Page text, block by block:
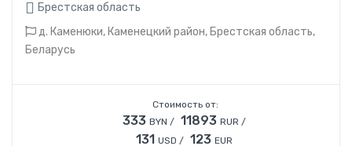
Брестская область
д. Каменюки, Каменецкий район, Брестская область,
Беларусь
Стоимость от:
333 BYN / 11893 RUR /
131 USD / 123 EUR